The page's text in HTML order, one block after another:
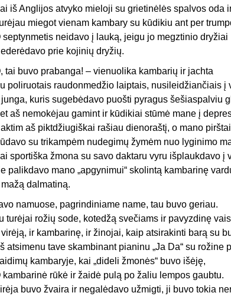
iš Anglijos atvyko mieloji su grietinėlės spalvos oda
miegot vienam kambary su kūdikiu ant per
septynmetis neidavo į lauką, jeigu jo megztinio dryžiai
prie kojinių dryžių.
tai buvo prabanga! – vienuolika kambarių ir jachta
poliruotais raudonmedžio laiptais, nusileidžiančiais į
junga, kuris sugebėdavo puošti pyragus šešiaspalviu
aš nemokėjau gamint ir kūdikiai stūmė mane į
aš piktdžiugiškai rašiau dienoraštį, o mano pirštai
su trikampėm nudegimų žymėm nuo lyginimo
sportiška žmona su savo daktaru vyru išplaukdavo į
palikdavo mano „apgynimui“ skolintą kambarinę
mažą dalmatiną.
namuose, pagrindiniame name, tau buvo geriau.
turėjai rožių sode, kotedžą svečiams ir pavyzdinę
virėją, ir kambarinę, ir žinojai, kaip atsirakinti barą su
atsimenu tave skambinant pianinu „Ja Da“ su rožine
kambaryje, kai „dideli žmonės“ buvo išėję,
kambarinė rūkė ir žaidė pulą po žaliu lempos gaubtu.
buvo žvaira ir negalėdavo užmigti, ji buvo tokia